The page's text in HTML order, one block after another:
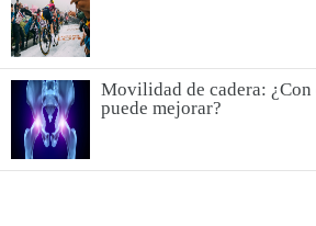
Movilidad de cadera: ¿Con
puede mejorar?